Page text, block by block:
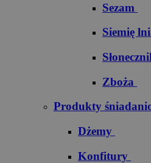
Sezam
Siemię
Zboża
Produkty
Dżemy
Konfitury